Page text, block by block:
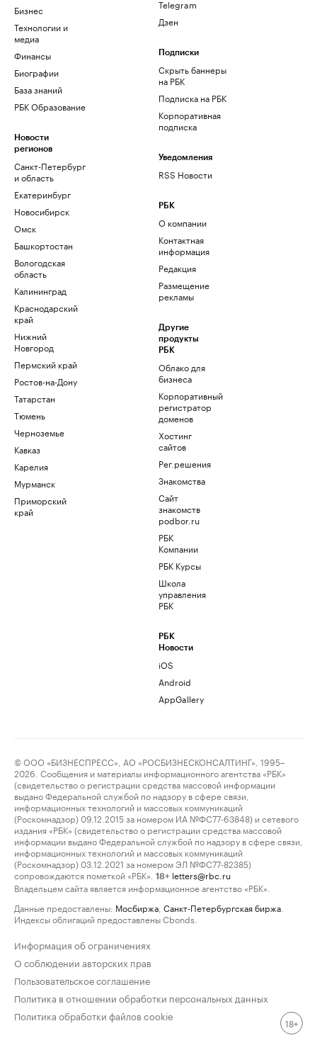
Бизнес
Технологии и
медиа
Финансы
Биографии
База знаний
РБК Образование
Новости
регионов
Санкт-Петербург
и область
Екатеринбург
Новосибирск
Омск
Башкортостан
Вологодская
область
Калининград
Краснодарский
край
Нижний
Новгород
Пермский край
Ростов-на-Дону
Татарстан
Тюмень
Черноземье
Кавказ
Карелия
Мурманск
Приморский
край
Telegram
Дзен
Подписки
Скрыть баннеры
на РБК
Подписка на РБК
Корпоративная
подписка
Уведомления
RSS Новости
РБК
О компании
Контактная
информация
Редакция
Размещение
рекламы
Другие
продукты
РБК
Облако для
бизнеса
Корпоративный
регистратор
доменов
Хостинг
сайтов
Рег.решения
Знакомства
Сайт
знакомств
podbor.ru
РБК
Компании
РБК Курсы
Школа
управления
РБК
РБК
Новости
iOS
Android
AppGallery
© ООО «БИЗНЕСПРЕСС», АО «РОСБИЗНЕСКОНСАЛТИНГ», 1995–
2026. Сообщения и материалы информационного агентства «РБК»
(свидетельство о регистрации средства массовой информации
выдано Федеральной службой по надзору в сфере связи,
информационных технологий и массовых коммуникаций
(Роскомнадзор) 09.12.2015 за номером ИА №ФС77-63848) и сетевого
издания «РБК» (свидетельство о регистрации средства массовой
информации выдано Федеральной службой по надзору в сфере связи,
информационных технологий и массовых коммуникаций
(Роскомнадзор) 03.12.2021 за номером ЭЛ №ФС77-82385)
сопровождаются пометкой «РБК».
18+ letters@rbc.ru
Владельцем сайта является информационное агентство «РБК».
Данные предоставлены: Мосбиржа Санкт-Петербургская биржа
Индексы облигаций предоставлены Cbonds.
Информация об ограничениях
О соблюдении авторских прав
Пользовательское соглашение
Политика в отношении обработки персональных данных
Политика обработки файлов cookie
18+